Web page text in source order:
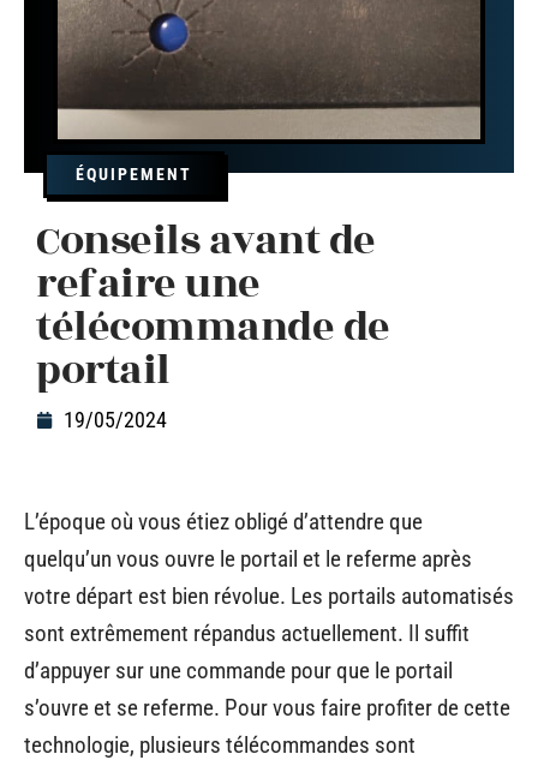
ÉQUIPEMENT
Conseils avant de
refaire une
télécommande de
portail
19/05/2024
L’époque où vous étiez obligé d’attendre que
quelqu’un vous ouvre le portail et le referme après
votre départ est bien révolue. Les portails automatisés
sont extrêmement répandus actuellement. Il suffit
d’appuyer sur une commande pour que le portail
s’ouvre et se referme. Pour vous faire profiter de cette
technologie, plusieurs télécommandes sont